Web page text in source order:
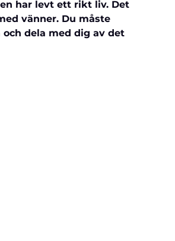
har levt ett rikt liv. Det
vänner. Du måste
och dela med dig av det